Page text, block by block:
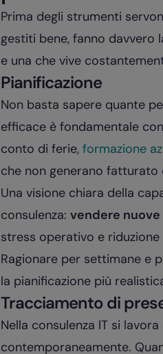
Prima degli strumenti
gestiti bene, fanno davvero
e una che vive
Pianificazione
Non basta sapere quante
efficace è fondamentale
conto di ferie, formazione
che non generano fatturato
Una visione chiara della
consulenza: vendere
stress operativo e riduzione
Ragionare per settimane e
la pianificazione più
Tracciamento di
Nella consulenza IT si
contemporaneamente.